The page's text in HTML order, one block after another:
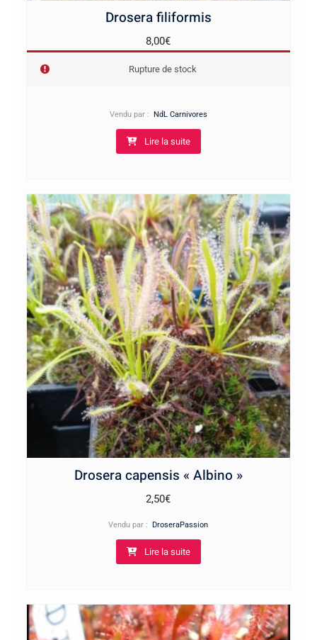
Drosera filiformis
8,00€
Rupture de stock
Vendu par : NdL Carnivores
Lire la suite
Drosera capensis « Albino »
2,50€
Vendu par : DroseraPassion
Lire la suite